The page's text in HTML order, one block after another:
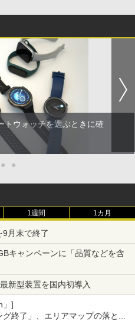
トウォッチを選ぶときに確
● ●
1週間 1カ月
9月末で終了
キャンペーンに「品質などを含
新型装置を国内初導入
」]
終了」、エリアマップの落とし